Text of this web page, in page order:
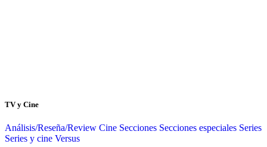
TV y Cine
Análisis/Reseña/Review Cine Secciones Secciones especiales Series
Series y cine Versus